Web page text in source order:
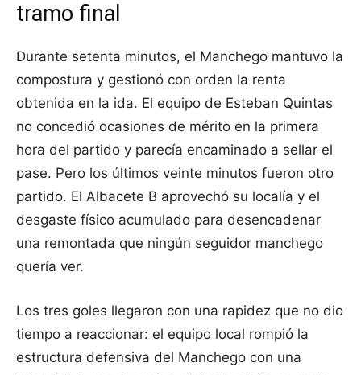
tramo final
Durante setenta minutos, el Manchego mantuvo la
compostura y gestionó con orden la renta
obtenida en la ida. El equipo de Esteban Quintas
no concedió ocasiones de mérito en la primera
hora del partido y parecía encaminado a sellar el
pase. Pero los últimos veinte minutos fueron otro
partido. El Albacete B aprovechó su localía y el
desgaste físico acumulado para desencadenar
una remontada que ningún seguidor manchego
quería ver.
Los tres goles llegaron con una rapidez que no dio
tiempo a reaccionar: el equipo local rompió la
estructura defensiva del Manchego con una